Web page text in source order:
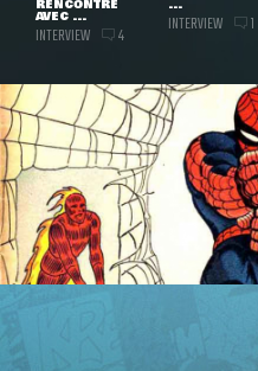
RENCONTRE
AVEC ...
INTERVIEW 4
...
INTERVIEW 1